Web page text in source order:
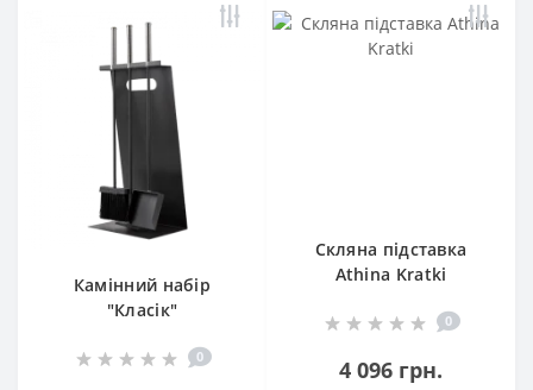
Камінний набір
"Класік"
0
Скляна підставка
Athina Kratki
0
4 096 грн.